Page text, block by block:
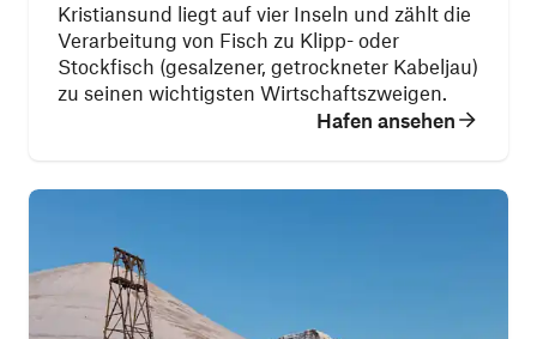
Kristiansund liegt auf vier Inseln und zählt die
Verarbeitung von Fisch zu Klipp- oder
Stockfisch (gesalzener, getrockneter Kabeljau)
zu seinen wichtigsten Wirtschaftszweigen.
Hafen ansehen